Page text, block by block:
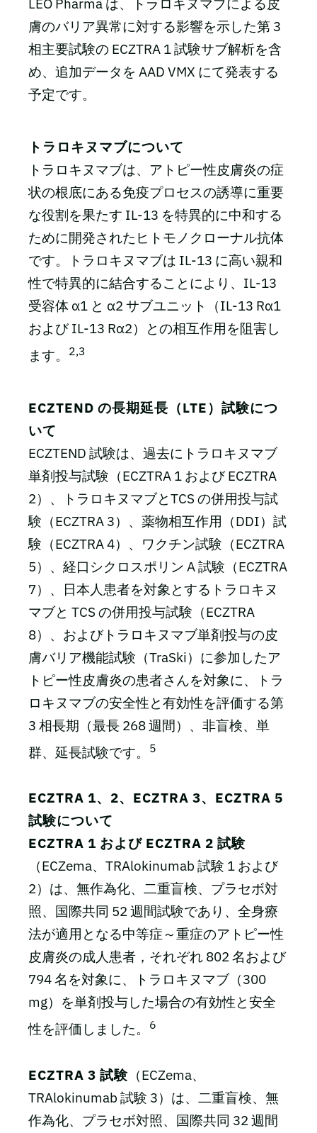
膚のバリア異常に対する影響を示した第 3
相主要試験の ECZTRA 1 試験サブ解析を含
め、追加データを AAD VMX にて発表する
予定です。
トラロキヌマブについて
トラロキヌマブは、アトピー性皮膚炎の症
状の根底にある免疫プロセスの誘導に重要
な役割を果たす IL-13 を特異的に中和する
ために開発されたヒトモノクローナル抗体
です。トラロキヌマブは IL-13 に高い親和
性で特異的に結合することにより、IL-13
受容体 α1 と α2 サブユニット（IL-13 Rα1
および IL-13 Rα2）との相互作用を阻害し
ます。
2,3
ECZTEND の長期延長（LTE）試験につ
いて
ECZTEND 試験は、過去にトラロキヌマブ
単剤投与試験（ECZTRA 1 および ECZTRA
2）、トラロキヌマブとTCS の併用投与試
験（ECZTRA 3）、薬物相互作用（DDI）試
験（ECZTRA 4）、ワクチン試験（ECZTRA
5）、経口シクロスポリン A 試験（ECZTRA
7）、日本人患者を対象とするトラロキヌ
マブと TCS の併用投与試験（ECZTRA
8）、およびトラロキヌマブ単剤投与の皮
膚バリア機能試験（TraSki）に参加したア
トピー性皮膚炎の患者さんを対象に、トラ
ロキヌマブの安全性と有効性を評価する第
3 相長期（最長 268 週間）、非盲検、単
群、延長試験です。
5
ECZTRA 1、2、ECZTRA 3、ECZTRA 5
試験について
ECZTRA 1 および ECZTRA 2 試験
（ECZema、TRAlokinumab 試験 1 および
2）は、無作為化、二重盲検、プラセボ対
照、国際共同 52 週間試験であり、全身療
法が適用となる中等症～重症のアトピー性
皮膚炎の成人患者，それぞれ 802 名および
794 名を対象に、トラロキヌマブ（300
mg）を単剤投与した場合の有効性と安全
性を評価しました。
6
ECZTRA 3 試験 （ECZema、
TRAlokinumab 試験 3）は、二重盲検、無
作為化、プラセボ対照、国際共同 32 週間